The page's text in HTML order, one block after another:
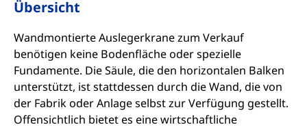
Übersicht
Wandmontierte Auslegerkrane zum Verkauf
benötigen keine Bodenfläche oder spezielle
Fundamente. Die Säule, die den horizontalen Balken
unterstützt, ist stattdessen durch die Wand, die von
der Fabrik oder Anlage selbst zur Verfügung gestellt.
Offensichtlich bietet es eine wirtschaftliche